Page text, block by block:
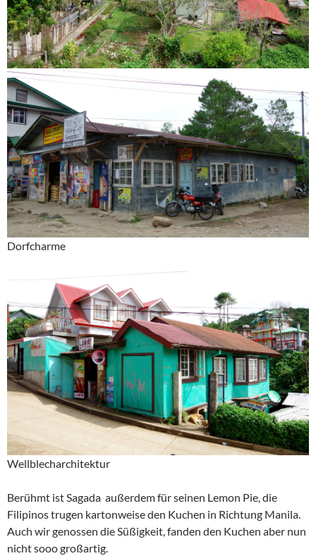
Dorfcharme
Wellblecharchitektur
Berühmt ist Sagada außerdem für seinen Lemon Pie, die
Filipinos trugen kartonweise den Kuchen in Richtung Manila.
Auch wir genossen die Süßigkeit, fanden den Kuchen aber nun
nicht sooo großartig.